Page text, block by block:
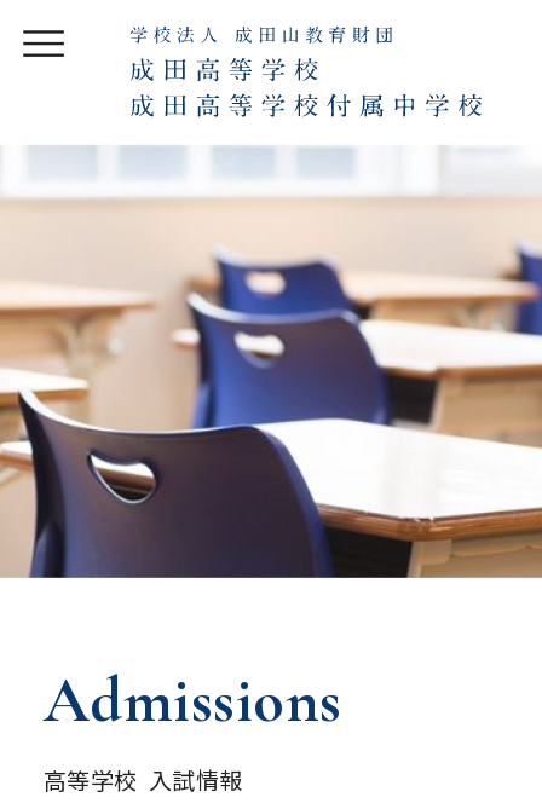
Admissions
高等学校 入試情報